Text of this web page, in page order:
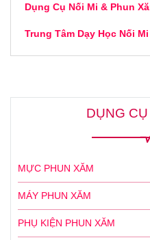
Dụng Cụ Nối Mi & Phun
Trung Tâm Dạy Học Nối
DỤNG
MỰC PHUN XĂM
MÁY PHUN XĂM
PHỤ KIỆN PHUN XĂM